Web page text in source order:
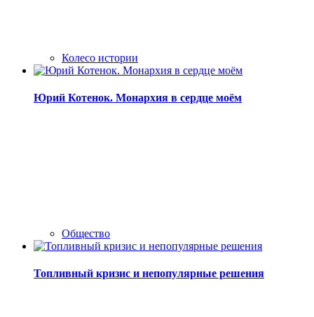
Колесо истории
Юрий Котенок. Монархия в сердце моём
Общество
Топливный кризис и непопулярные решения